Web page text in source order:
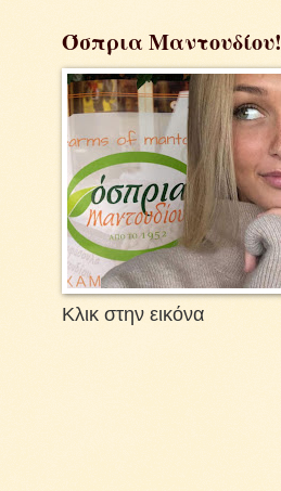
Όσπρια Μαντουδίου!
Κλικ στην εικόνα